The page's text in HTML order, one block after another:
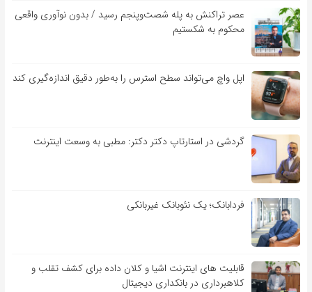
عصر تراکنش به پله شصت‌وپنجم رسید / بدون نوآوری واقعی
محکوم به شکستیم
اپل واچ می‌تواند سطح استرس را به‌طور دقیق اندازه‌گیری کند
گردشی در استارتاپ دکتر دکتر: مطبی به وسعت اینترنت
فردابانک؛ یک نئوبانک غیربانکی
قابلیت ‏های اینترنت اشیا و کلان‏ داده برای کشف تقلب و
کلاهبرداری در بانکداری دیجیتال